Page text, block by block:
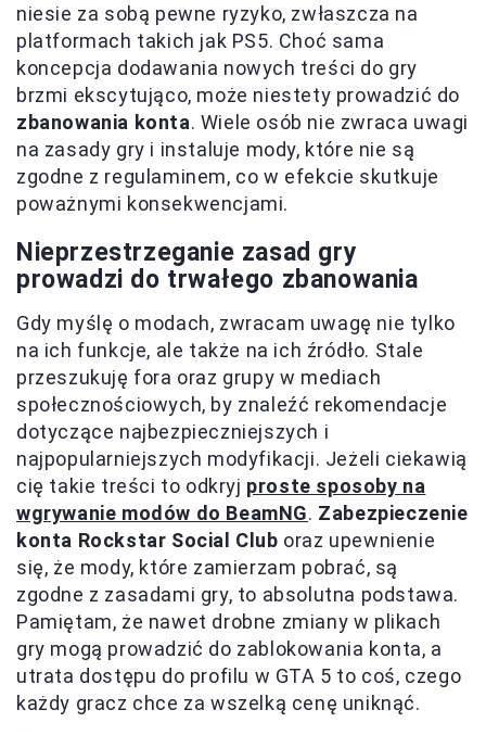
niesie za sobą pewne ryzyko, zwłaszcza na
platformach takich jak PS5. Choć sama
koncepcja dodawania nowych treści do gry
brzmi ekscytująco, może niestety prowadzić do
zbanowania konta. Wiele osób nie zwraca uwagi
na zasady gry i instaluje mody, które nie są
zgodne z regulaminem, co w efekcie skutkuje
poważnymi konsekwencjami.
Nieprzestrzeganie zasad gry
prowadzi do trwałego zbanowania
Gdy myślę o modach, zwracam uwagę nie tylko
na ich funkcje, ale także na ich źródło. Stale
przeszukuję fora oraz grupy w mediach
społecznościowych, by znaleźć rekomendacje
dotyczące najbezpieczniejszych i
najpopularniejszych modyfikacji. Jeżeli ciekawią
cię takie treści to odkryj proste sposoby na
wgrywanie modów do BeamNG. Zabezpieczenie
konta Rockstar Social Club oraz upewnienie
się, że mody, które zamierzam pobrać, są
zgodne z zasadami gry, to absolutna podstawa.
Pamiętam, że nawet drobne zmiany w plikach
gry mogą prowadzić do zablokowania konta, a
utrata dostępu do profilu w GTA 5 to coś, czego
każdy gracz chce za wszelką cenę uniknąć.